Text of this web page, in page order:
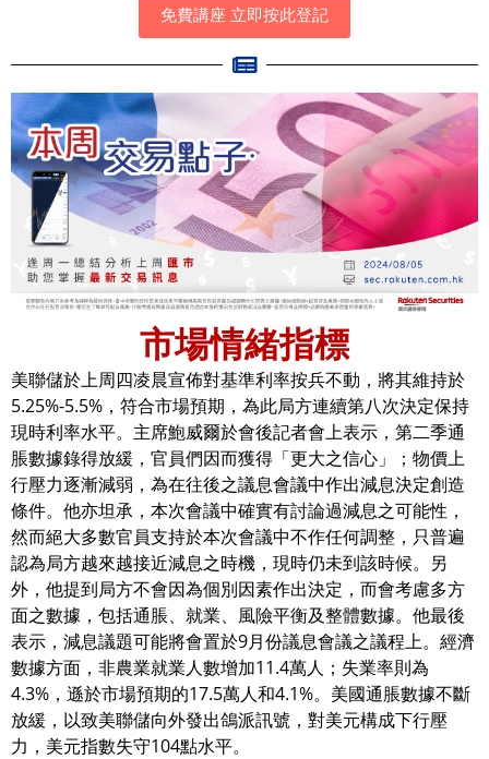
免費講座 立即按此登記
市場情緒指標
美聯儲於上周四凌晨宣佈對基準利率按兵不動，將其維持於
5.25%-5.5%，符合市場預期，為此局方連續第八次決定保持
現時利率水平。主席鮑威爾於會後記者會上表示，第二季通
脹數據錄得放緩，官員們因而獲得「更大之信心」；物價上
行壓力逐漸減弱，為在往後之議息會議中作出減息決定創造
條件。他亦坦承，本次會議中確實有討論過減息之可能性，
然而絕大多數官員支持於本次會議中不作任何調整，只普遍
認為局方越來越接近減息之時機，現時仍未到該時候。另
外，他提到局方不會因為個別因素作出決定，而會考慮多方
面之數據，包括通脹、就業、風險平衡及整體數據。他最後
表示，減息議題可能將會置於9月份議息會議之議程上。經濟
數據方面，非農業就業人數增加11.4萬人；失業率則為
4.3%，遜於市場預期的17.5萬人和4.1%。美國通脹數據不斷
放緩，以致美聯儲向外發出鴿派訊號，對美元構成下行壓
力，美元指數失守104點水平。